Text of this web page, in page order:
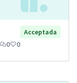
Acceptada
0 0